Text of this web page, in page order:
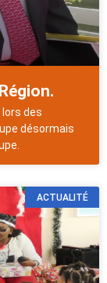
lors des
désormais
ACTUALITÉ